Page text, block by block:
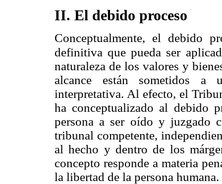
II. El debido proceso
Conceptualmente, el debido
definitiva que pueda ser
naturaleza de los valores y
alcance están sometidos a
interpretativa. Al efecto, el
ha conceptualizado al debido
persona a ser oído y juzgado
tribunal competente,
al hecho y dentro de los
concepto responde a materia
la libertad de la persona humana.